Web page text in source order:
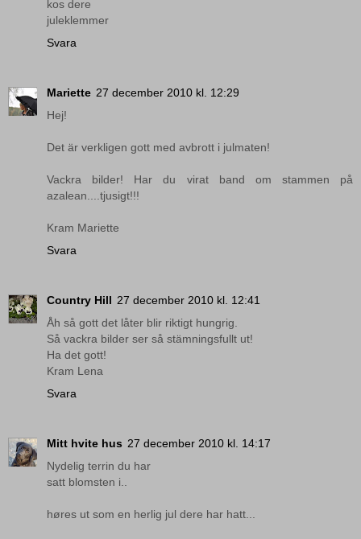
kos dere
juleklemmer
Svara
Mariette 27 december 2010 kl. 12:29
Hej!
Det är verkligen gott med avbrott i julmaten!
Vackra bilder! Har du virat band om stammen på
azalean....tjusigt!!!
Kram Mariette
Svara
Country Hill 27 december 2010 kl. 12:41
Åh så gott det låter blir riktigt hungrig.
Så vackra bilder ser så stämningsfullt ut!
Ha det gott!
Kram Lena
Svara
Mitt hvite hus 27 december 2010 kl. 14:17
Nydelig terrin du har
satt blomsten i..
høres ut som en herlig jul dere har hatt...